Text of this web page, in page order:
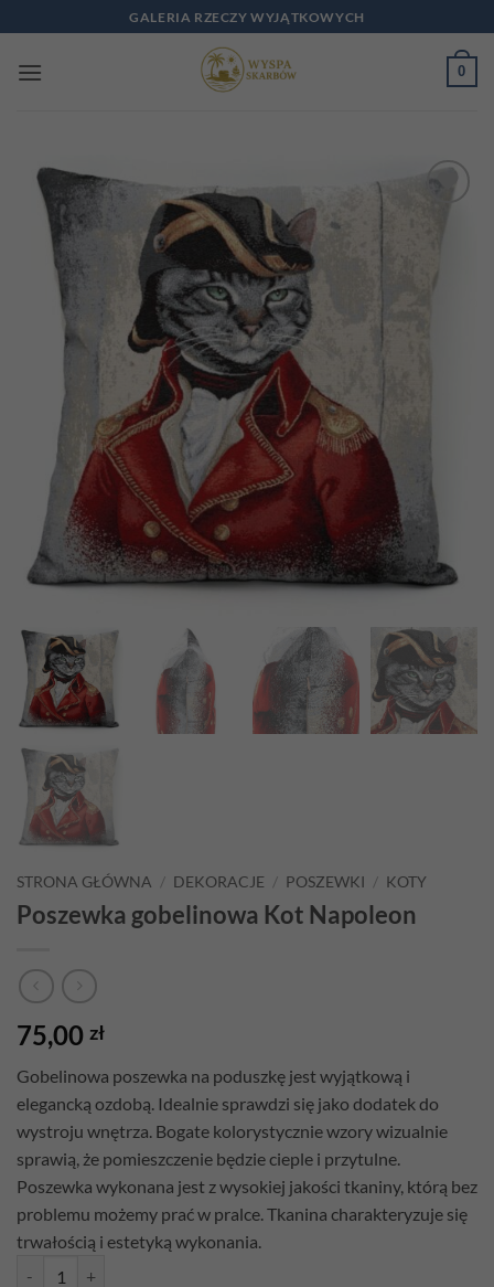
do
zawartości
GALERIA RZECZY WYJĄTKOWYCH
0
STRONA GŁÓWNA / DEKORACJE / POSZEWKI / KOTY
Poszewka gobelinowa Kot Napoleon
75,00 zł
Gobelinowa poszewka na poduszkę jest wyjątkową i
elegancką ozdobą. Idealnie sprawdzi się jako dodatek do
wystroju wnętrza. Bogate kolorystycznie wzory wizualnie
sprawią, że pomieszczenie będzie cieple i przytulne.
Poszewka wykonana jest z wysokiej jakości tkaniny, którą bez
problemu możemy prać w pralce. Tkanina charakteryzuje się
trwałością i estetyką wykonania.